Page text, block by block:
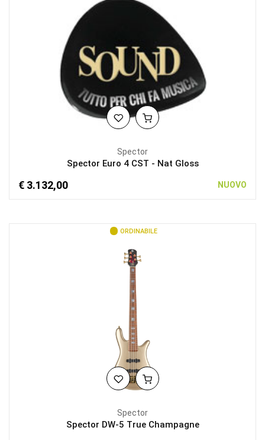
Spector
Spector Euro 4 CST - Nat Gloss
€ 3.132,00 NUOVO
ORDINABILE
Spector
Spector DW-5 True Champagne